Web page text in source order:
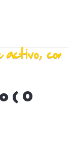
( 0